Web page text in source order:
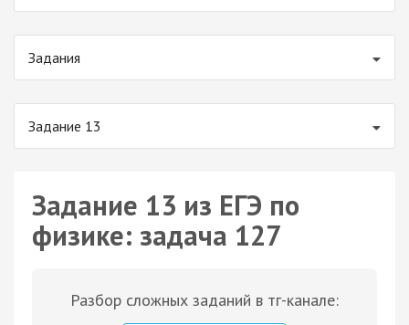
Задания
Задание 13
Задание 13 из ЕГЭ по
физике: задача 127
Разбор сложных заданий в тг-канале: